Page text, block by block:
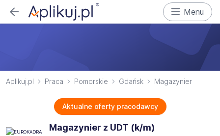
Menu
Aplikuj.pl Praca Pomorskie Gdańsk Magazynier
Aktualne oferty pracodawcy
Magazynier z UDT (k/m)